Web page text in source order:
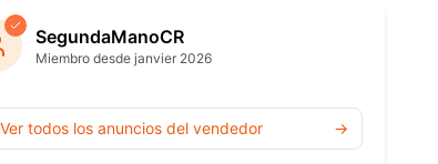
Ver todas las
categorías
SegundaManoCR
Miembro desde janvier 2026
Ver todos los anuncios del vendedor →